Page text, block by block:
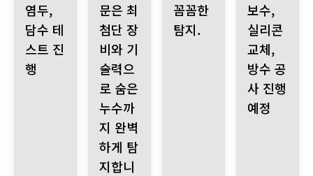
염두,
담수 테
스트 진
행
문은 최
첨단 장
비와 기
술력으
로 숨은
누수까
지 완벽
하게 탐
지합니
꼼꼼한
탐지.
보수,
실리콘
교체,
방수 공
사 진행
예정